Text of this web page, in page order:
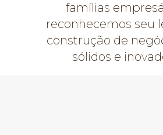
famílias
reconhecemos seu
construção de
sólidos e